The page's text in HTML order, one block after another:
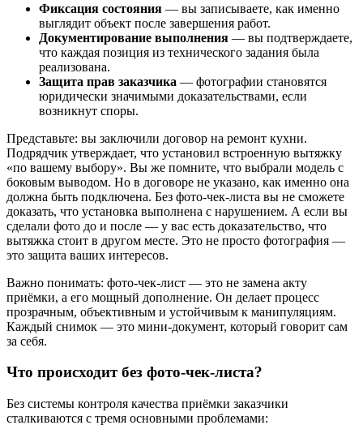
Фиксация состояния — вы записываете, как именно
выглядит объект после завершения работ.
Документирование выполнения — вы подтверждаете,
что каждая позиция из технического задания была
реализована.
Защита прав заказчика — фотографии становятся
юридически значимыми доказательствами, если
возникнут споры.
Представьте: вы заключили договор на ремонт кухни.
Подрядчик утверждает, что установил встроенную вытяжку
«по вашему выбору». Вы же помните, что выбрали модель с
боковым выводом. Но в договоре не указано, как именно она
должна быть подключена. Без фото-чек-листа вы не сможете
доказать, что установка выполнена с нарушением. А если вы
сделали фото до и после — у вас есть доказательство, что
вытяжка стоит в другом месте. Это не просто фотография —
это защита ваших интересов.
Важно понимать: фото-чек-лист — это не замена акту
приёмки, а его мощный дополнение. Он делает процесс
прозрачным, объективным и устойчивым к манипуляциям.
Каждый снимок — это мини-документ, который говорит сам
за себя.
Что происходит без фото-чек-листа?
Без системы контроля качества приёмки заказчики
сталкиваются с тремя основными проблемами: